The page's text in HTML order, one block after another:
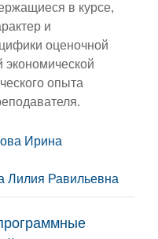
в курсе,
и
оценочной
экономической
опыта
Ирина
Лилия Равильевна